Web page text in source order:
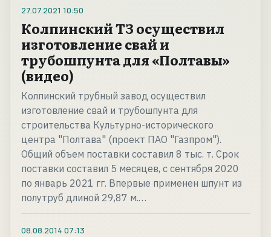
27.07.2021 10:50
Колпинский ТЗ осуществил
изготовление свай и
трубошпунта для «Полтавы»
(видео)
Колпинский трубный завод осуществил
изготовление свай и трубошпунта для
строительства Культурно-исторического
центра "Полтава" (проект ПАО "Газпром").
Общий объем поставки составил 8 тыс. т. Срок
поставки составил 5 месяцев, с сентября 2020
по январь 2021 гг. Впервые применен шпунт из
полутруб длиной 29,87 м.…
08.08.2014 07:13